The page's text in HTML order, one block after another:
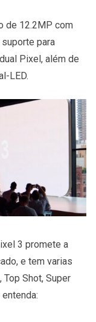
de 12.2MP com
para
Pixel, além de
LED.
3 promete a
e tem varias
Shot, Super